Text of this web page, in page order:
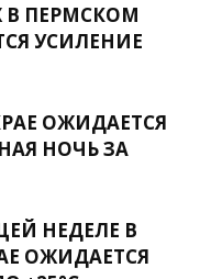
ПЕРМСКОМ
УСИЛЕНИЕ
ОЖИДАЕТСЯ
НОЧЬ ЗА
НЕДЕЛЕ В
ОЖИДАЕТСЯ